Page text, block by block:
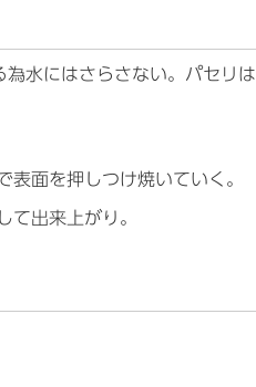
水にはさらさない。パセリは
面を押しつけ焼いていく。
出来上がり。